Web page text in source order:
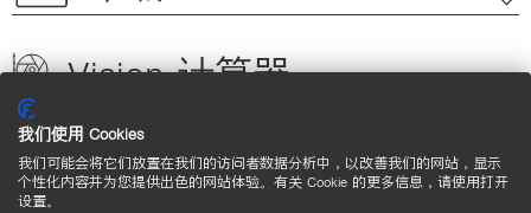
Vision 计算器
应用领域
我们使用 Cookies
我们可能会将它们放置在我们的访问者数据分析中，以改善我们的网站，显示
个性化内容并为您提供出色的网站体验。有关 Cookie 的更多信息，请使用打开
设置。